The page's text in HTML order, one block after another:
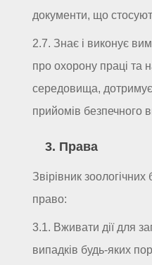
документи, що
2.7. Знає і виконує
про охорону праці та
середовища,
прийомів безпечного
3. Права
Звірівник
право:
3.1. Вживати дії для
випадків будь-яких